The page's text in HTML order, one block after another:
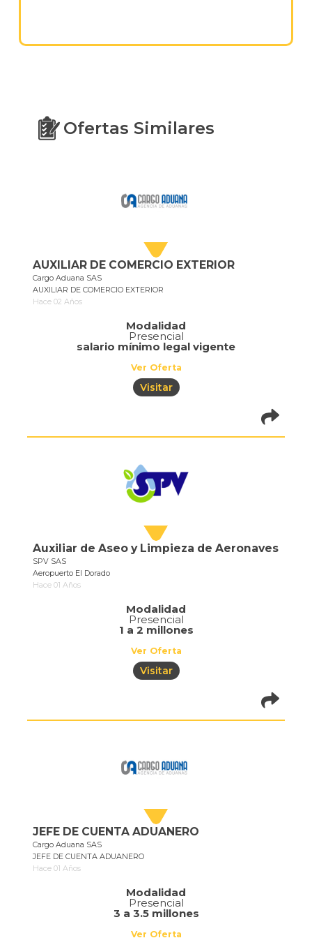
Ofertas Similares
AUXILIAR DE COMERCIO EXTERIOR
Cargo Aduana SAS
AUXILIAR DE COMERCIO EXTERIOR
Hace 02 Años
Modalidad
Presencial
salario mínimo legal vigente
Ver Oferta
Visitar
of=686
Auxiliar de Aseo y Limpieza de Aeronaves
SPV SAS
Aeropuerto El Dorado
Hace 01 Años
Modalidad
Presencial
1 a 2 millones
Ver Oferta
Visitar
JEFE DE CUENTA ADUANERO
Cargo Aduana SAS
JEFE DE CUENTA ADUANERO
Hace 01 Años
Modalidad
Presencial
3 a 3.5 millones
Ver Oferta